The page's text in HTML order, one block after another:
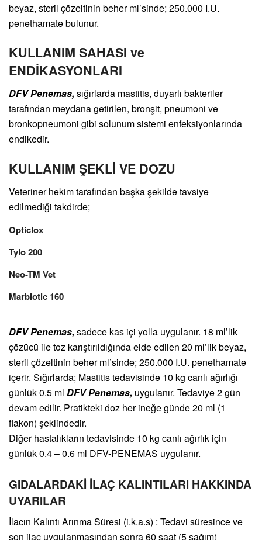
beyaz, steril çözeltinin beher ml’sinde; 250.000 I.U.
penethamate bulunur.
KULLANIM SAHASI ve
ENDİKASYONLARI
DFV Penemas,sığırlarda mastitis, duyarlı bakteriler
tarafından meydana getirilen, bronşit, pneumoni ve
bronkopneumoni gibi solunum sistemi enfeksiyonlarında
endikedir.
KULLANIM ŞEKLİ VE DOZU
Veteriner hekim tarafından başka şekilde tavsiye
edilmediği takdirde;
Opticlox
Tylo 200
Neo-TM Vet
Marbiotic 160
DFV Penemas,sadece kas içi yolla uygulanır. 18 ml’lik
çözücü ile toz karıştırıldığında elde edilen 20 ml’lik beyaz,
steril çözeltinin beher ml’sinde; 250.000 I.U. penethamate
içerir. Sığırlarda; Mastitis tedavisinde 10 kg canlı ağırlığı
günlük 0.5 ml DFV Penemas, uygulanır. Tedaviye 2 gün
devam edilir. Pratikteki doz her ineğe günde 20 ml (1
flakon) şeklindedir.
Diğer hastalıkların tedavisinde 10 kg canlı ağırlık için
günlük 0.4 – 0.6 ml DFV-PENEMAS uygulanır.
GIDALARDAKİ İLAÇ KALINTILARI HAKKINDA
UYARILAR
İlacın Kalıntı Arınma Süresi (i.k.a.s) : Tedavi süresince ve
son ilaç uygulanmasından sonra 60 saat (5 sağım)